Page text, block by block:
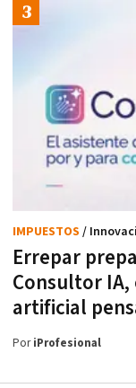
Errepar
Consultor
artificial
IMPUESTOS /
PoriProfesional